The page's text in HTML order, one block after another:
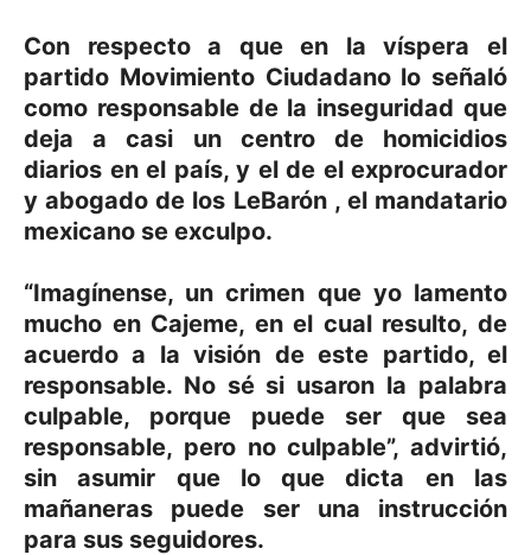
Con respecto a que en la víspera el
partido Movimiento Ciudadano lo señaló
como responsable de la inseguridad que
deja a casi un centro de homicidios
diarios en el país, y el de el exprocurador
y abogado de los LeBarón , el mandatario
mexicano se exculpo.
“Imagínense, un crimen que yo lamento
mucho en Cajeme, en el cual resulto, de
acuerdo a la visión de este partido, el
responsable. No sé si usaron la palabra
culpable, porque puede ser que sea
responsable, pero no culpable”, advirtió,
sin asumir que lo que dicta en las
mañaneras puede ser una instrucción
para sus seguidores.